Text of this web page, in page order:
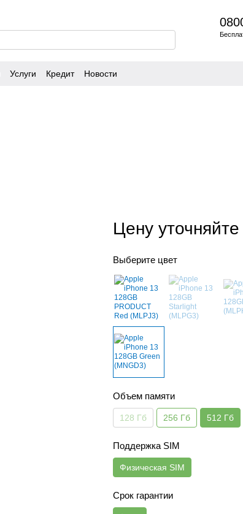
Услуги Кредит Новости
Цену уточняйте
Выберите цвет
Объем памяти
128 Гб 256 Гб 512 Гб
Поддержка SIM
Физическая SIM
Срок гарантии